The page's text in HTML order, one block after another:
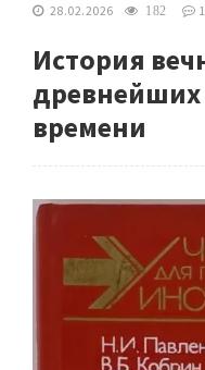
28.02.2026 182 1
История
времени